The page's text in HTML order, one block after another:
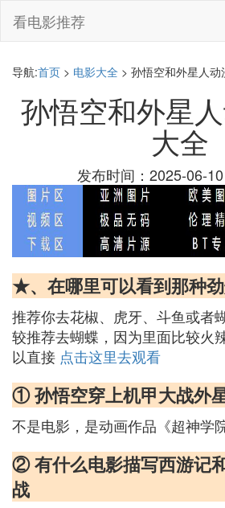
看电影推荐
导航:首页 > 电影大全 > 孙悟空和外星人
孙悟空和外星
大全
发布时间：2025-06-
★、在哪里可以看到那种
推荐你去花椒、虎牙、斗鱼或者
较推荐去蝴蝶，因为里面比较火
以直接 点击这里去观看
① 孙悟空穿上机甲大战外
不是电影，是动画作品《超神学
② 有什么电影描写西游记
战